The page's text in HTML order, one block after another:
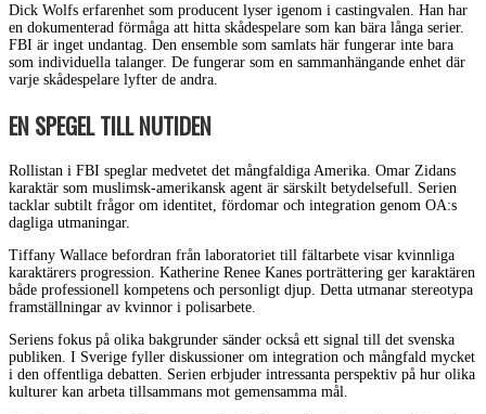
Dick Wolfs erfarenhet som producent lyser igenom i castingvalen. Han har
en dokumenterad förmåga att hitta skådespelare som kan bära långa serier.
FBI är inget undantag. Den ensemble som samlats här fungerar inte bara
som individuella talanger. De fungerar som en sammanhängande enhet där
varje skådespelare lyfter de andra.
EN SPEGEL TILL NUTIDEN
Rollistan i FBI speglar medvetet det mångfaldiga Amerika. Omar Zidans
karaktär som muslimsk-amerikansk agent är särskilt betydelsefull. Serien
tacklar subtilt frågor om identitet, fördomar och integration genom OA:s
dagliga utmaningar.
Tiffany Wallace befordran från laboratoriet till fältarbete visar kvinnliga
karaktärers progression. Katherine Renee Kanes porträttering ger karaktären
både professionell kompetens och personligt djup. Detta utmanar stereotypa
framställningar av kvinnor i polisarbete.
Seriens fokus på olika bakgrunder sänder också ett signal till det svenska
publiken. I Sverige fyller diskussioner om integration och mångfald mycket
i den offentliga debatten. Serien erbjuder intressanta perspektiv på hur olika
kulturer kan arbeta tillsammans mot gemensamma mål.